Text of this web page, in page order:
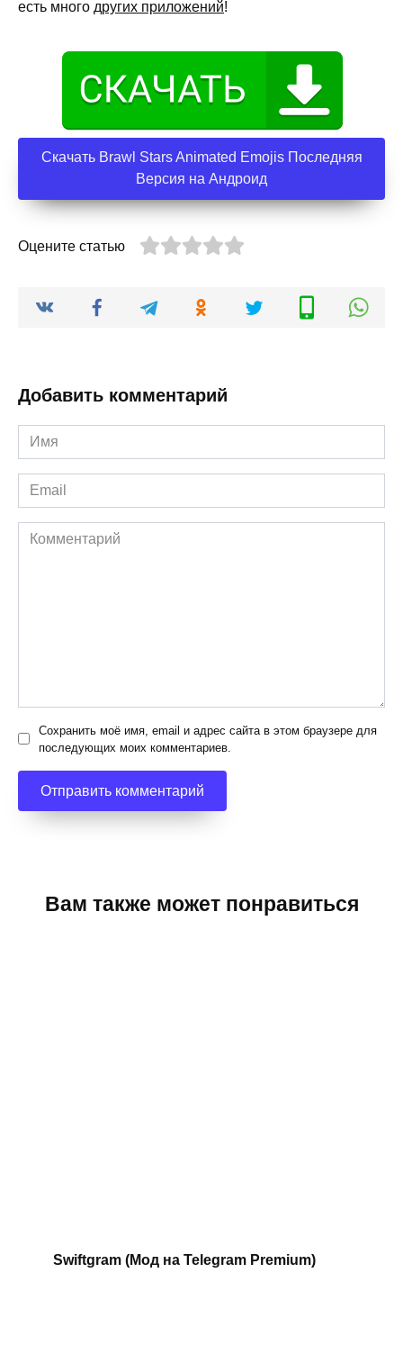
есть много других приложений!
Скачать Brawl Stars Animated Emojis Последняя
Версия на Андроид
Оцените статью
Добавить комментарий
Имя
*
Email
*
Комментарий
Сохранить моё имя, email и адрес сайта в этом браузере для
последующих моих комментариев.
Вам также может понравиться
Swiftgram (Мод на Telegram Premium)